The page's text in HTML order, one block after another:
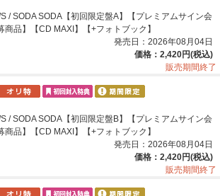
/ SODA SODA【初回限定盤A】【プレミアムサイン会
商品】【CD MAXI】【+フォトブック】
発売日：2026年08月04日
価格：2,420円(税込)
販売期間終了
/ SODA SODA【初回限定盤B】【プレミアムサイン会
商品】【CD MAXI】【+フォトブック】
発売日：2026年08月04日
価格：2,420円(税込)
販売期間終了